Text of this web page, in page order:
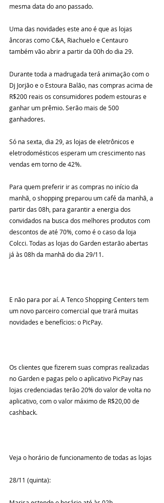
mesma data do ano passado.
Uma das novidades este ano é que as lojas
âncoras como C&A, Riachuelo e Centauro
também vão abrir a partir da 00h do dia 29.
Durante toda a madrugada terá animação com o
Dj Jorjão e o Estoura Balão, nas compras acima de
R$200 reais os consumidores podem estouras e
ganhar um prêmio. Serão mais de 500
ganhadores.
Só na sexta, dia 29, as lojas de eletrônicos e
eletrodomésticos esperam um crescimento nas
vendas em torno de 42%.
Para quem preferir ir as compras no início da
manhã, o shopping preparou um café da manhã, a
partir das 08h, para garantir a energia dos
convidados na busca dos melhores produtos com
descontos de até 70%, como é o caso da loja
Colcci. Todas as lojas do Garden estarão abertas
já às 08h da manhã do dia 29/11.
E não para por aí. A Tenco Shopping Centers tem
um novo parceiro comercial que trará muitas
novidades e benefícios: o PicPay.
Os clientes que fizerem suas compras realizadas
no Garden e pagas pelo o aplicativo PicPay nas
lojas credenciadas terão 20% do valor de volta no
aplicativo, com o valor máximo de R$20,00 de
cashback.
Veja o horário de funcionamento de todas as lojas
28/11 (quinta):